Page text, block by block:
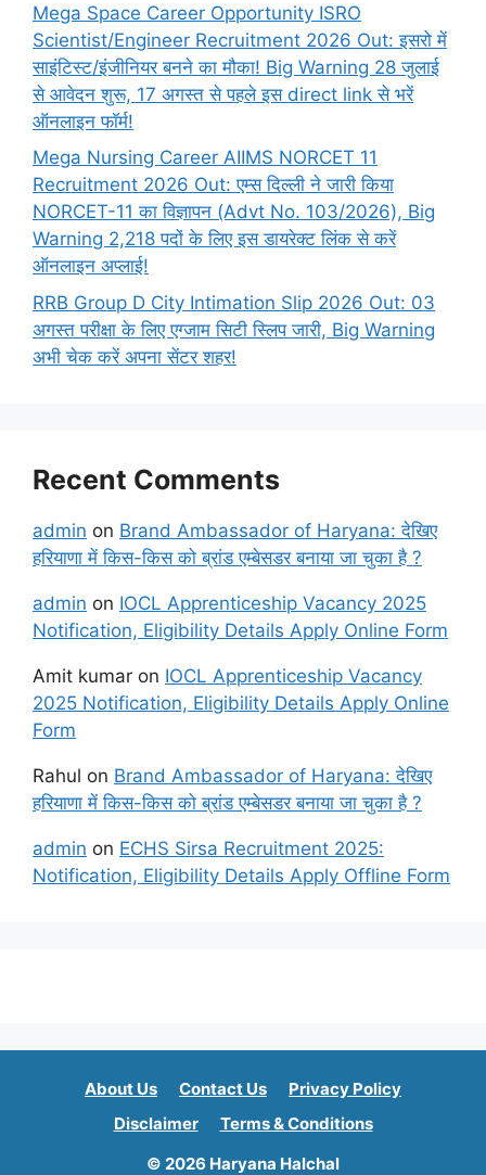
Mega Space Career Opportunity ISRO
Scientist/Engineer Recruitment 2026 Out: इसरो में
साइंटिस्ट/इंजीनियर बनने का मौका! Big Warning 28 जुलाई
से आवेदन शुरू, 17 अगस्त से पहले इस direct link से भरें
ऑनलाइन फॉर्म!
Mega Nursing Career AIIMS NORCET 11
Recruitment 2026 Out: एम्स दिल्ली ने जारी किया
NORCET-11 का विज्ञापन (Advt No. 103/2026), Big
Warning 2,218 पदों के लिए इस डायरेक्ट लिंक से करें
ऑनलाइन अप्लाई!
RRB Group D City Intimation Slip 2026 Out: 03
अगस्त परीक्षा के लिए एग्जाम सिटी स्लिप जारी, Big Warning
अभी चेक करें अपना सेंटर शहर!
Recent Comments
admin on Brand Ambassador of Haryana: देखिए
हरियाणा में किस-किस को ब्रांड एम्बेसडर बनाया जा चुका है ?
admin on IOCL Apprenticeship Vacancy 2025
Notification, Eligibility Details Apply Online Form
Amit kumar on IOCL Apprenticeship Vacancy
2025 Notification, Eligibility Details Apply Online
Form
Rahul on Brand Ambassador of Haryana: देखिए
हरियाणा में किस-किस को ब्रांड एम्बेसडर बनाया जा चुका है ?
admin on ECHS Sirsa Recruitment 2025:
Notification, Eligibility Details Apply Offline Form
About Us Contact Us
Privacy Policy
Disclaimer
Terms & Conditions
© 2026 Haryana Halchal